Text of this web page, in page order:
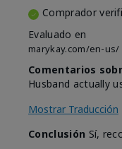
Comprador
Evaluado en
marykay.com/en-us/
Comentarios
Husband actually
Mostrar Traducción
Conclusión Sí,